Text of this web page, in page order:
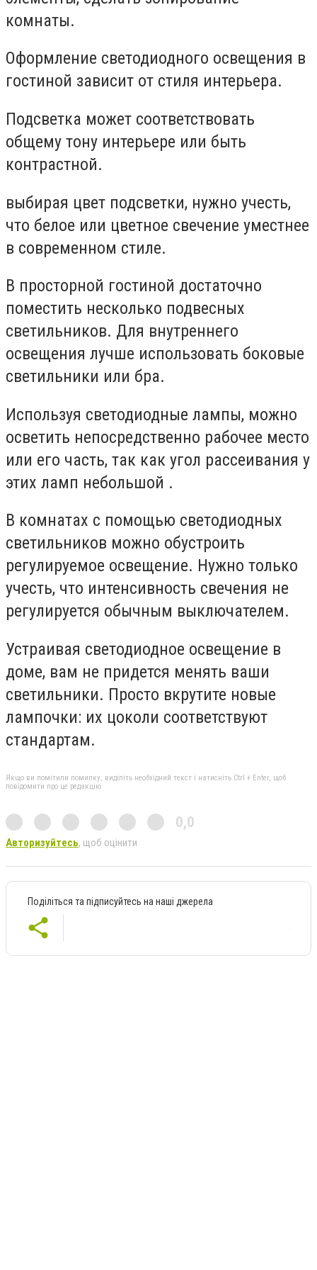
комнаты.
Оформление светодиодного освещения в
гостиной зависит от стиля интерьера.
Подсветка может соответствовать
общему тону интерьере или быть
контрастной.
выбирая цвет подсветки, нужно учесть,
что белое или цветное свечение уместнее
в современном стиле.
В просторной гостиной достаточно
поместить несколько подвесных
светильников. Для внутреннего
освещения лучше использовать боковые
светильники или бра.
Используя светодиодные лампы, можно
осветить непосредственно рабочее место
или его часть, так как угол рассеивания у
этих ламп небольшой .
В комнатах с помощью светодиодных
светильников можно обустроить
регулируемое освещение. Нужно только
учесть, что интенсивность свечения не
регулируется обычным выключателем.
Устраивая светодиодное освещение в
доме, вам не придется менять ваши
светильники. Просто вкрутите новые
лампочки: их цоколи соответствуют
стандартам.
Якщо ви помітили помилку, виділіть необхідний текст і натисніть Ctrl + Enter, щоб
повідомити про це редакцію
0,0
Авторизуйтесь, щоб оцінити
Поділіться та підписуйтесь на наші джерела